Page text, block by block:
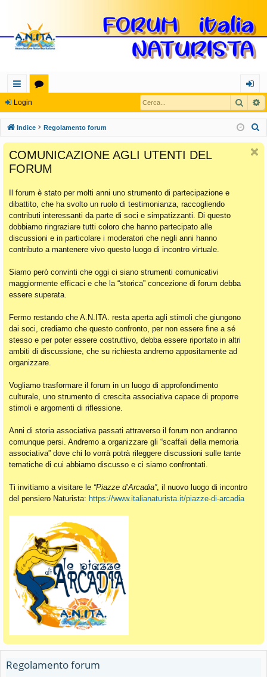
oll
eg
a
m
en
ti
Ra
pi
di
u
m
og
in
Login Cerca
Indice Regolamento forum
COMUNICAZIONE AGLI UTENTI DEL
FORUM
Il forum è stato per molti anni uno strumento di partecipazione e
dibattito, che ha svolto un ruolo di testimonianza, raccogliendo
contributi interessanti da parte di soci e simpatizzanti. Di questo
dobbiamo ringraziare tutti coloro che hanno partecipato alle
discussioni e in particolare i moderatori che negli anni hanno
contributo a mantenere vivo questo luogo di incontro virtuale.
Siamo però convinti che oggi ci siano strumenti comunicativi
maggiormente efficaci e che la “storica” concezione di forum debba
essere superata.
Fermo restando che A.N.ITA. resta aperta agli stimoli che giungono
dai soci, crediamo che questo confronto, per non essere fine a sé
stesso e per poter essere costruttivo, debba essere riportato in altri
ambiti di discussione, che su richiesta andremo appositamente ad
organizzare.
Vogliamo trasformare il forum in un luogo di approfondimento
culturale, uno strumento di crescita associativa capace di proporre
stimoli e argomenti di riflessione.
Anni di storia associativa passati attraverso il forum non andranno
comunque persi. Andremo a organizzare gli “scaffali della memoria
associativa” dove chi lo vorrà potrà rileggere discussioni sulle tante
tematiche di cui abbiamo discusso e ci siamo confrontati.
Ti invitiamo a visitare le “Piazze d’Arcadia”, il nuovo luogo di incontro
del pensiero Naturista: https://www.italianaturista.it/piazze-di-arcadia
Regolamento forum